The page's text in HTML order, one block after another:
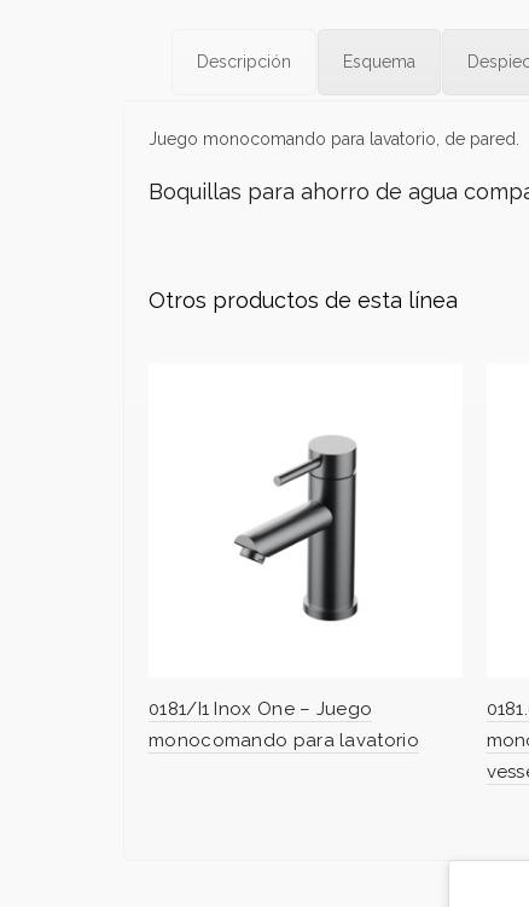
Descripción Esquema
Juego monocomando para lavatorio, de pared.
Boquillas para ahorro de agua
Otros productos de esta línea
0181/I1 Inox One – Juego
monocomando para lavatorio